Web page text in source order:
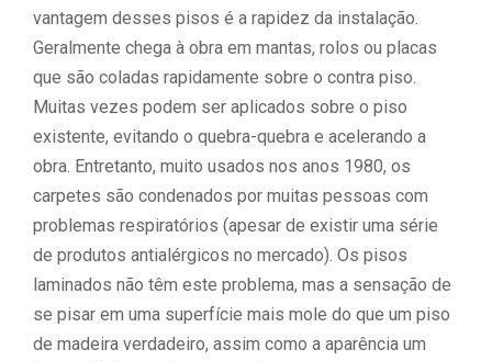
vantagem desses pisos é a rapidez da instalação.
Geralmente chega à obra em mantas, rolos ou placas
que são coladas rapidamente sobre o contra piso.
Muitas vezes podem ser aplicados sobre o piso
existente, evitando o quebra-quebra e acelerando a
obra. Entretanto, muito usados nos anos 1980, os
carpetes são condenados por muitas pessoas com
problemas respiratórios (apesar de existir uma série
de produtos antialérgicos no mercado). Os pisos
laminados não têm este problema, mas a sensação de
se pisar em uma superfície mais mole do que um piso
de madeira verdadeiro, assim como a aparência um